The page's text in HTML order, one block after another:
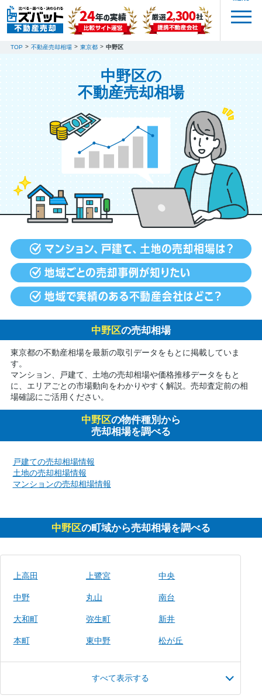
TOP 不動産売却相場 東京都 中野区
中野区の
不動産売却相場
中野区の売却相場
東京都の不動産相場を最新の取引データをもとに掲載していま
す。
マンション、戸建て、土地の売却相場や価格推移データをもと
に、エリアごとの市場動向をわかりやすく解説。売却査定前の相
場確認にご活用ください。
中野区の物件種別から
売却相場を調べる
戸建ての売却相場情報
土地の売却相場情報
マンションの売却相場情報
中野区の町域から売却相場を調べる
上高田 上鷺宮 中央
中野 丸山 南台
大和町 弥生町 新井
本町 東中野 松が丘
すべて表示する